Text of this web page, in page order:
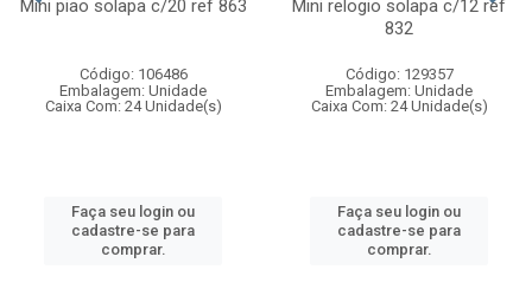
Mini piao solapa c/20 ref 863
Código: 106486
Embalagem: Unidade
Caixa Com: 24 Unidade(s)
Faça seu login ou
cadastre-se para
comprar.
Mini relogio solapa c/12 ref
832
Código: 129357
Embalagem: Unidade
Caixa Com: 24 Unidade(s)
Faça seu login ou
cadastre-se para
comprar.